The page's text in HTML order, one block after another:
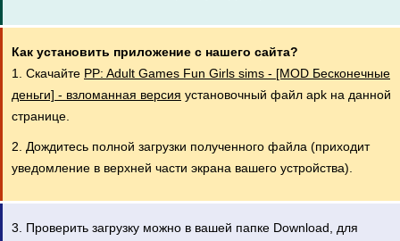
Как установить приложение с нашего сайта?
1. Скачайте PP: Adult Games Fun Girls sims - [MOD Бесконечные
деньги] - взломанная версия установочный файл apk на данной
странице.
2. Дождитесь полной загрузки полученного файла (приходит
уведомление в верхней части экрана вашего устройства).
3. Проверить загрузку можно в вашей папке Download, для